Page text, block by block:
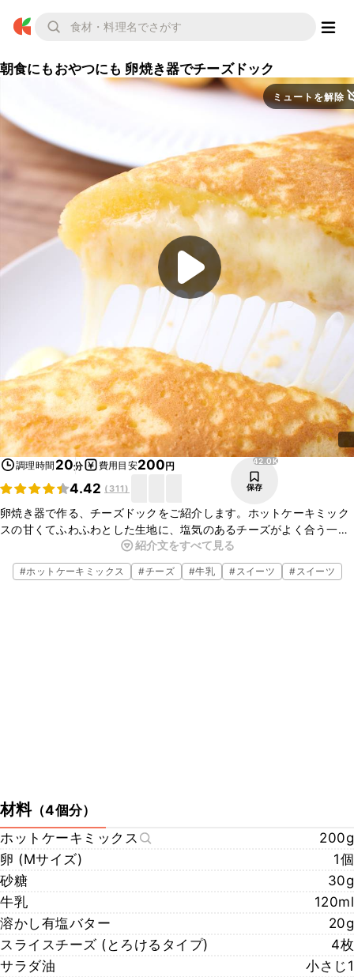
朝食にもおやつにも 卵焼き器でチーズドック
ミュートを解除
調理時間 20分 費用目安200円
4.42 ( 311)
42.0K
保存
卵焼き器で作る、チーズドックをご紹介します。ホットケーキミック
スの甘くてふわふわとした生地に、塩気のあるチーズがよく合う一品
です。簡単に作れるので、おやつにいかがでしょうか。
紹介文をすべて見る
#ホットケーキミックス #チーズ #牛乳 #スイーツ #スイーツ
材料（4個分）
ホットケーキミックス
200g
卵 (Mサイズ)
1個
砂糖
30g
牛乳
120ml
溶かし有塩バター
20g
スライスチーズ (とろけるタイプ)
4枚
サラダ油
小さじ1